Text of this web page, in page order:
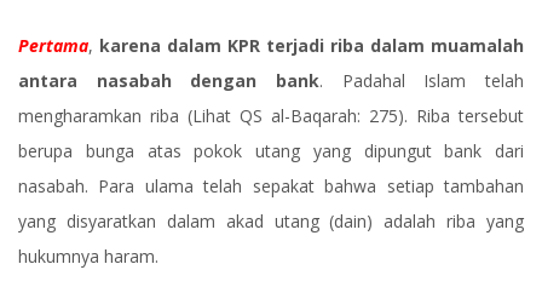
Pertama, karena dalam KPR terjadi riba dalam muamalah
antara nasabah dengan bank. Padahal Islam telah
mengharamkan riba (Lihat QS al-Baqarah: 275). Riba tersebut
berupa bunga atas pokok utang yang dipungut bank dari
nasabah. Para ulama telah sepakat bahwa setiap tambahan
yang disyaratkan dalam akad utang (dain) adalah riba yang
hukumnya haram.